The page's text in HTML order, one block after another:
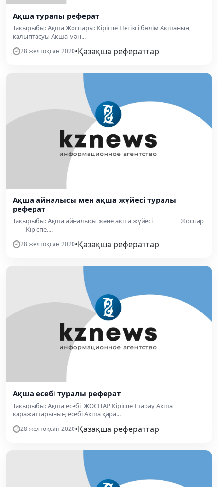
Ақша туралы реферат
Тақырыбы: Ақша Жоспары: Кіріспе Негізгі бөлім Ақшаның
қалыптасуы Ақша мән...
28 желтоқсан 2020•Қазақша рефераттар
Ақша айналысы мен ақша жүйесі туралы
реферат
Тақырыбы: Ақша айналысы және ақша жүйесі Жоспар
Кіріспе....
28 желтоқсан 2020•Қазақша рефераттар
Ақша есебі туралы реферат
Тақырыбы: Ақша есебі ЖОСПАР Кіріспе І тарау Ақша
қаражаттарының есебі Ақша қара...
28 желтоқсан 2020•Қазақша рефераттар